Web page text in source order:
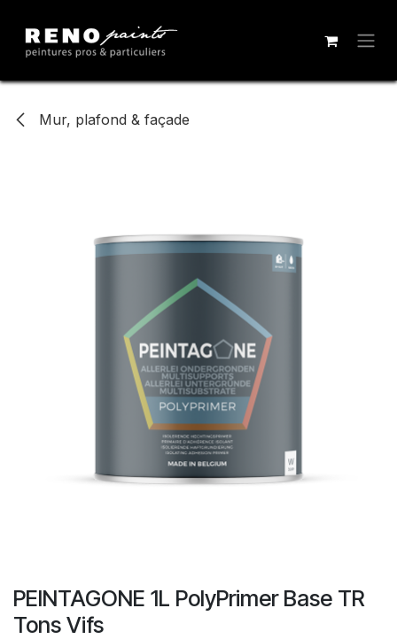
Mur, plafond & façade
PEINTAGONE 1L PolyPrimer Base TR
Tons Vifs